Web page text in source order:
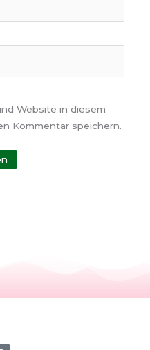
Website in diesem
Kommentar speichern.